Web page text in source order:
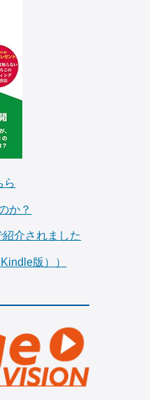
ら
か？
介されました
版））